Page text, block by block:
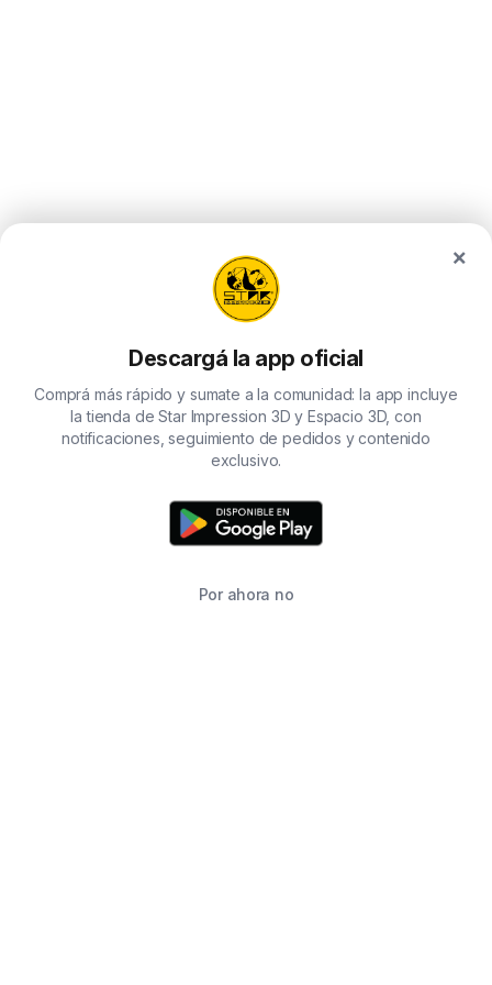
the
product
page
×
Descargá la app oficial
Comprá más rápido y sumate a la comunidad: la app incluye
la tienda de Star Impression 3D y Espacio 3D, con
notificaciones, seguimiento de pedidos y contenido
exclusivo.
Por ahora no